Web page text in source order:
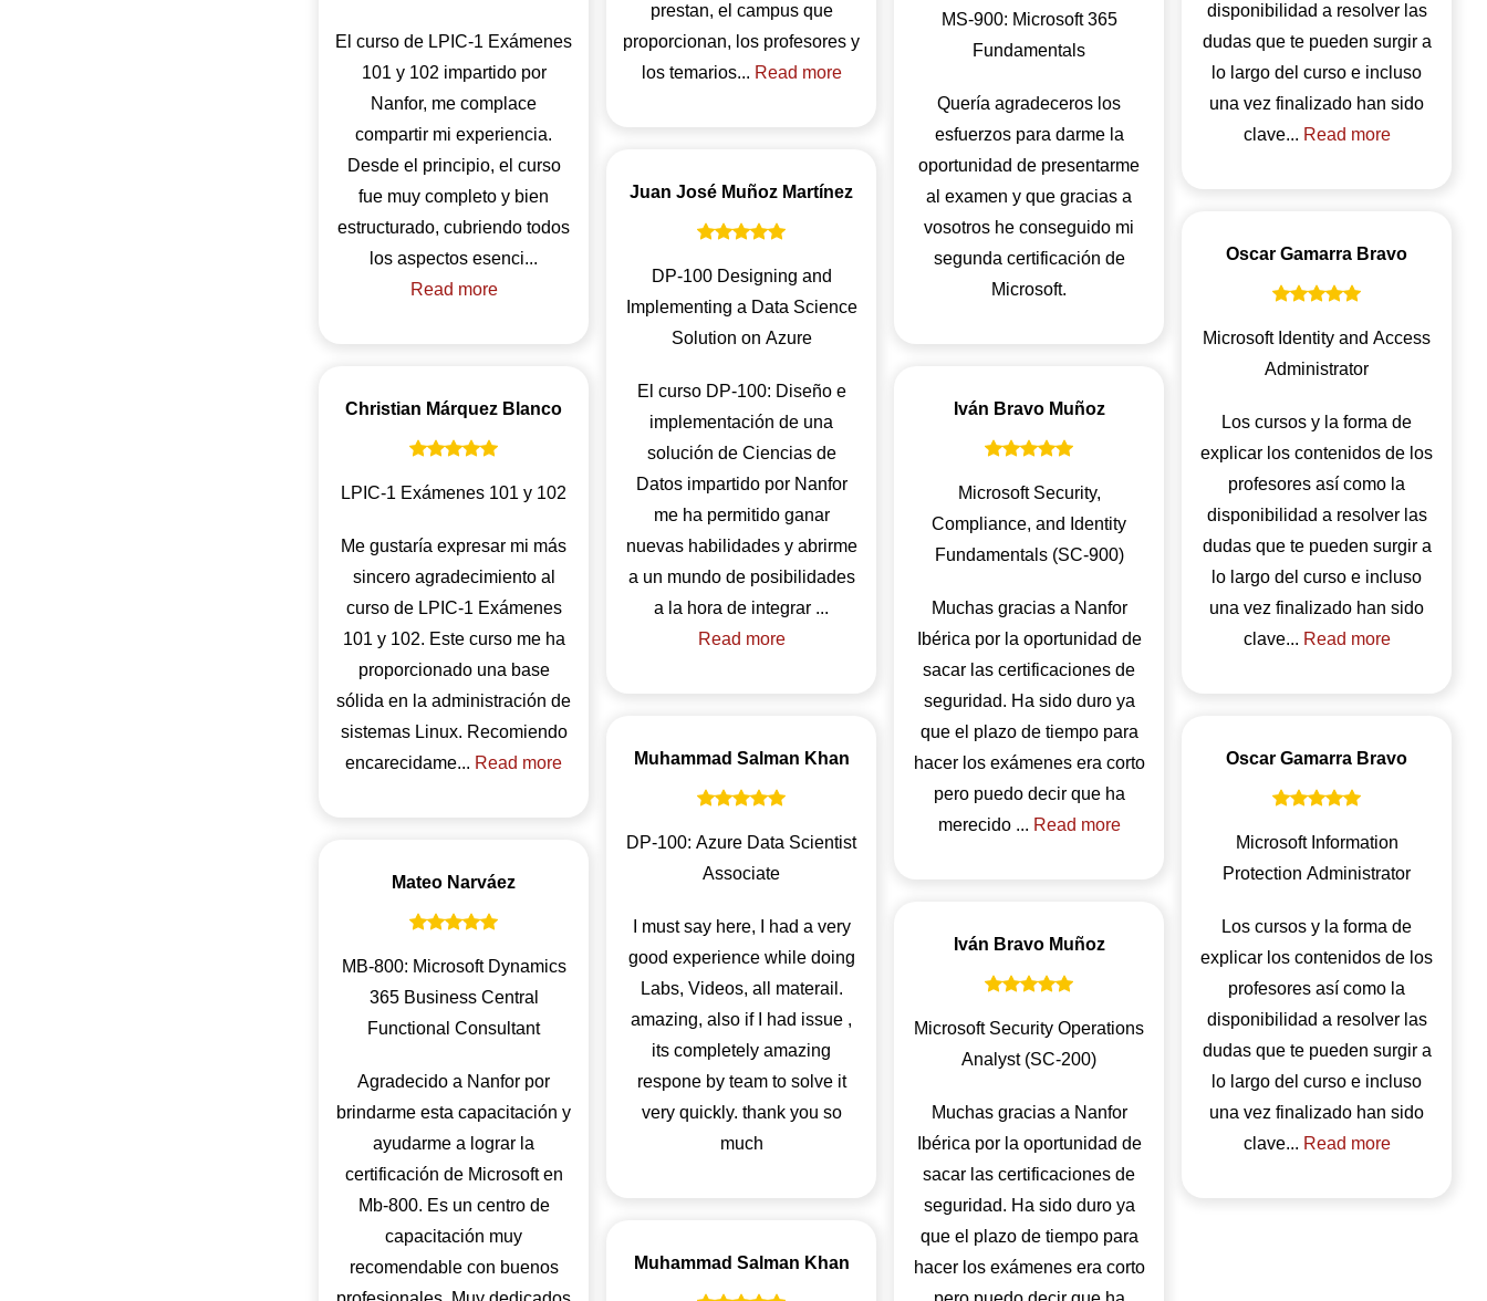
El curso de LPIC-1 Exámenes
101 y 102 impartido por
Nanfor, me complace
compartir mi experiencia.
Desde el principio, el curso
fue muy completo y bien
estructurado, cubriendo todos
Read more
Christian Márquez Blanco
LPIC-1 Exámenes 101 y 102
Me gustaría expresar mi más
sincero agradecimiento al
curso de LPIC-1 Exámenes
101 y 102. Este curso me ha
proporcionado una base
sólida en la administración de
sistemas Linux. Recomiendo
encarecidame... Read more
Mateo Narváez
MB-800: Microsoft Dynamics
365 Business Central
Functional Consultant
Agradecido a Nanfor por
brindarme esta capacitación y
ayudarme a lograr la
certificación de Microsoft en
Mb-800. Es un centro de
capacitación muy
recomendable con buenos
prestan, el campus que
proporcionan, los profesores y
los temarios... Read more
Juan José Muñoz Martínez
DP-100 Designing and
Implementing a Data Science
Solution on Azure
El curso DP-100: Diseño e
implementación de una
solución de Ciencias de
Datos impartido por Nanfor
me ha permitido ganar
nuevas habilidades y abrirme
a un mundo de posibilidades
Read more
Muhammad Salman Khan
DP-100: Azure Data Scientist
Associate
I must say here, I had a very
good experience while doing
Labs, Videos, all materail.
amazing, also if I had issue ,
its completely amazing
respone by team to solve it
very quickly. thank you so
much
Muhammad Salman Khan
MS-900: Microsoft 365
Fundamentals
Quería agradeceros los
esfuerzos para darme la
oportunidad de presentarme
al examen y que gracias a
vosotros he conseguido mi
segunda certificación de
Microsoft.
Iván Bravo Muñoz
Microsoft Security,
Compliance, and Identity
Fundamentals (SC-900)
Muchas gracias a Nanfor
Ibérica por la oportunidad de
sacar las certificaciones de
seguridad. Ha sido duro ya
que el plazo de tiempo para
hacer los exámenes era corto
pero puedo decir que ha
merecido ... Read more
Iván Bravo Muñoz
Microsoft Security Operations
Analyst (SC-200)
Muchas gracias a Nanfor
Ibérica por la oportunidad de
sacar las certificaciones de
seguridad. Ha sido duro ya
que el plazo de tiempo para
hacer los exámenes era corto
disponibilidad a resolver las
dudas que te pueden surgir a
lo largo del curso e incluso
una vez finalizado han sido
clave... Read more
Oscar Gamarra Bravo
Microsoft Identity and Access
Administrator
Los cursos y la forma de
explicar los contenidos de los
profesores así como la
disponibilidad a resolver las
dudas que te pueden surgir a
lo largo del curso e incluso
una vez finalizado han sido
clave... Read more
Oscar Gamarra Bravo
Microsoft Information
Protection Administrator
Los cursos y la forma de
explicar los contenidos de los
profesores así como la
disponibilidad a resolver las
dudas que te pueden surgir a
lo largo del curso e incluso
una vez finalizado han sido
clave... Read more